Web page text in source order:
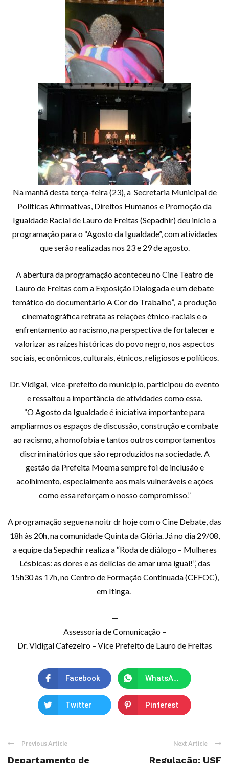
Na manhã desta terça-feira (23), a Secretaria Municipal de
Políticas Afirmativas, Direitos Humanos e Promoção da
Igualdade Racial de Lauro de Freitas (Sepadhir) deu início a
programação para o “Agosto da Igualdade”, com atividades
que serão realizadas nos 23 e 29 de agosto.
A abertura da programação aconteceu no Cine Teatro de
Lauro de Freitas com a Exposição Dialogada e um debate
temático do documentário A Cor do Trabalho”, a produção
cinematográfica retrata as relações étnico-raciais e o
enfrentamento ao racismo, na perspectiva de fortalecer e
valorizar as raízes históricas do povo negro, nos aspectos
sociais, econômicos, culturais, étnicos, religiosos e políticos.
Dr. Vidigal, vice-prefeito do município, participou do evento
e ressaltou a importância de atividades como essa.
“O Agosto da Igualdade é iniciativa importante para
ampliarmos os espaços de discussão, construção e combate
ao racismo, a homofobia e tantos outros comportamentos
discriminatórios que são reproduzidos na sociedade. A
gestão da Prefeita Moema sempre foi de inclusão e
acolhimento, especialmente aos mais vulneráveis e ações
como essa reforçam o nosso compromisso.”
A programação segue na noitr dr hoje com o Cine Debate, das
18h às 20h, na comunidade Quinta da Glória. Já no dia 29/08,
a equipe da Sepadhir realiza a “Roda de diálogo – Mulheres
Lésbicas: as dores e as delícias de amar uma igual!”, das
15h30 às 17h, no Centro de Formação Continuada (CEFOC),
em Itinga.
—
Assessoria de Comunicação –
Dr. Vidigal Cafezeiro – Vice Prefeito de Lauro de Freitas
Facebook WhatsApp
Twitter Pinterest
Previous Article
Departamento de
Next Article
Regulação: USF